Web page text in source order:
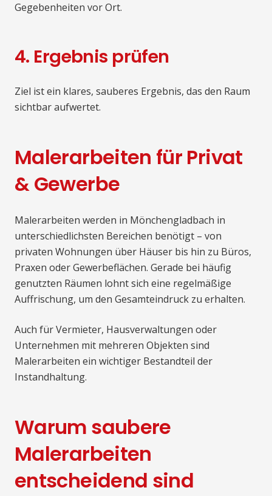
Gegebenheiten vor Ort.
4. Ergebnis prüfen
Ziel ist ein klares, sauberes Ergebnis, das den Raum
sichtbar aufwertet.
Malerarbeiten für Privat
& Gewerbe
Malerarbeiten werden in Mönchengladbach in
unterschiedlichsten Bereichen benötigt – von
privaten Wohnungen über Häuser bis hin zu Büros,
Praxen oder Gewerbeflächen. Gerade bei häufig
genutzten Räumen lohnt sich eine regelmäßige
Auffrischung, um den Gesamteindruck zu erhalten.
Auch für Vermieter, Hausverwaltungen oder
Unternehmen mit mehreren Objekten sind
Malerarbeiten ein wichtiger Bestandteil der
Instandhaltung.
Warum saubere
Malerarbeiten
entscheidend sind